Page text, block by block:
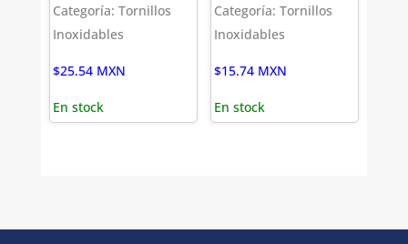
Categoría: Tornillos
Inoxidables
$25.54 MXN
En stock
Categoría: Tornillos
Inoxidables
$15.74 MXN
En stock